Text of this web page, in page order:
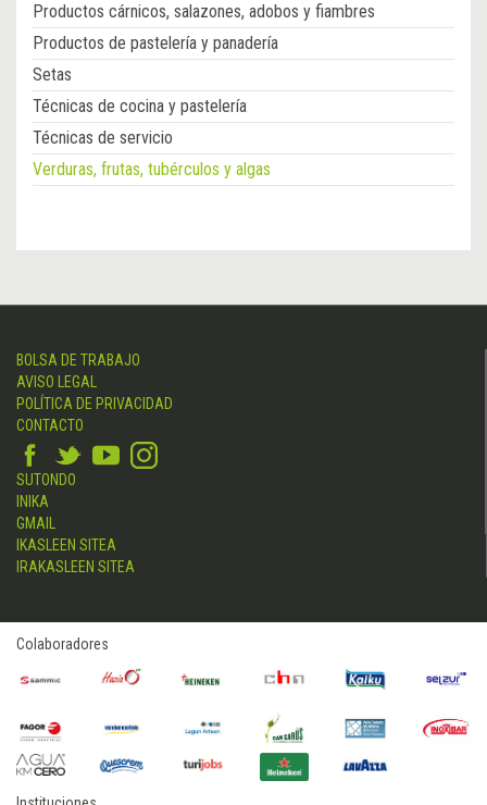
Productos cárnicos, salazones, adobos y fiambres
Productos de pastelería y panadería
Setas
Técnicas de cocina y pastelería
Técnicas de servicio
Verduras, frutas, tubérculos y algas
BOLSA DE TRABAJO
AVISO LEGAL
POLÍTICA DE PRIVACIDAD
CONTACTO
SUTONDO
INIKA
GMAIL
IKASLEEN SITEA
IRAKASLEEN SITEA
Colaboradores